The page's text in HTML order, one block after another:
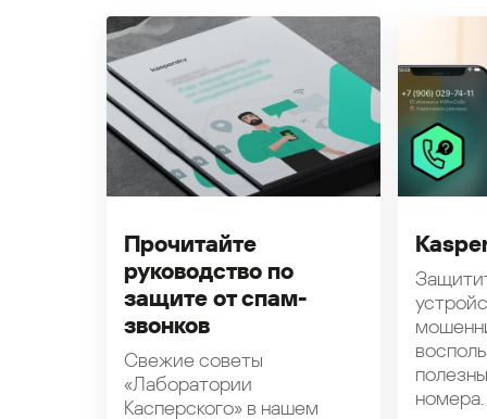
Прочитайте
руководство по
защите от спам-
звонков
Свежие советы
«Лаборатории
Касперского» в нашем
номера.